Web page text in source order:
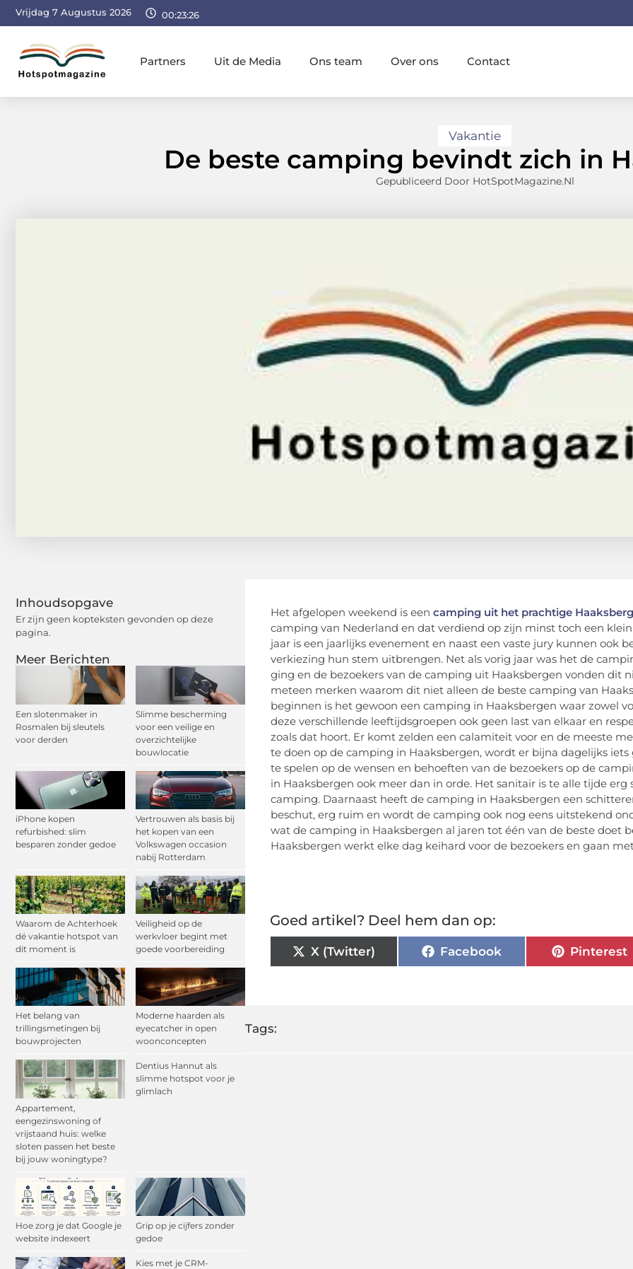
Vrijdag 7 Augustus 2026 00:23:27
Partners Uit de Media Ons team Over ons Contact
Vakantie
De beste camping bevindt zich in
Gepubliceerd Door HotSpotMagazine.nl
Inhoudsopgave
Er zijn geen kopteksten gevonden op deze
pagina.
Meer Berichten
Een slotenmaker in
Rosmalen bij sleutels
voor derden
Slimme bescherming
voor een veilige en
overzichtelijke
bouwlocatie
iPhone kopen
refurbished: slim
besparen zonder gedoe
Vertrouwen als basis bij
het kopen van een
Volkswagen occasion
nabij Rotterdam
Waarom de Achterhoek
dé vakantie hotspot van
dit moment is
Veiligheid op de
werkvloer begint met
goede voorbereiding
Het belang van
trillingsmetingen bij
bouwprojecten
Moderne haarden als
eyecatcher in open
woonconcepten
Appartement,
eengezinswoning of
vrijstaand huis: welke
sloten passen het beste
bij jouw woningtype?
Dentius Hannut als
slimme hotspot voor je
glimlach
Hoe zorg je dat Google je
website indexeert
Grip op je cijfers zonder
gedoe
Kies met je CRM-
Het afgelopen weekend is een camping uit het prachtige
camping van Nederland en dat verdiend op zijn minst toch een
jaar is een jaarlijks evenement en naast een vaste jury kunnen ook
verkiezing hun stem uitbrengen. Net als vorig jaar was het de
ging en de bezoekers van de camping uit Haaksbergen vonden dit
meteen merken waarom dit niet alleen de beste camping van
beginnen is het gewoon een camping in Haaksbergen waar zowel
deze verschillende leeftijdsgroepen ook geen last van elkaar en
zoals dat hoort. Er komt zelden een calamiteit voor en de meeste
te doen op de camping in Haaksbergen, wordt er bijna dagelijks
te spelen op de wensen en behoeften van de bezoekers op de
in Haaksbergen ook meer dan in orde. Het sanitair is te alle tijde
camping. Daarnaast heeft de camping in Haaksbergen een
beschut, erg ruim en wordt de camping ook nog eens uitstekend
wat de camping in Haaksbergen al jaren tot één van de beste doet
Haaksbergen werkt elke dag keihard voor de bezoekers en gaan
Goed artikel? Deel hem dan op:
X (Twitter) Facebook Pinterest
Tags: